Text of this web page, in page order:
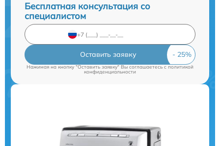
Бесплатная консультация со
специалистом
Оставить заявку
Нажимая на кнопку "Оставить заявку" Вы соглашаетесь c политикой
конфиденциальности